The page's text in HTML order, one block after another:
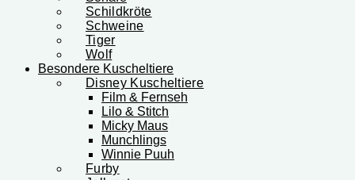
Schildkröte
Schweine
Tiger
Wolf
Besondere Kuscheltiere
Disney Kuscheltiere
Film & Fernseh
Lilo & Stitch
Micky Maus
Munchlings
Winnie Puuh
Furby